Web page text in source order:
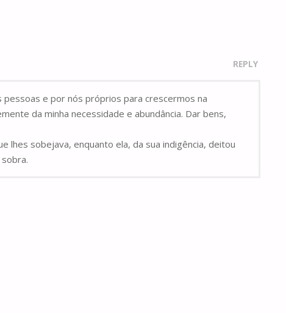
REPLY
e por nós próprios para crescermos na
da minha necessidade e abundância. Dar bens,
sobejava, enquanto ela, da sua indigência, deitou